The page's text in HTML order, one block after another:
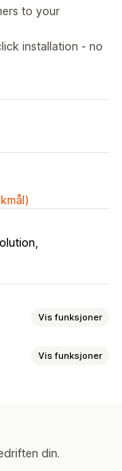
to your
installation - no
Vis funksjoner
Vis funksjoner
din.